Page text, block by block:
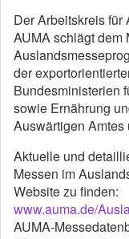
Der Arbeitskreis
AUMA schlägt dem
der
Bundesministerien
sowie Ernährung
Auswärtigen Amtes
Aktuelle und
Messen im
Website zu finden:
www.auma.de/
AUMA-